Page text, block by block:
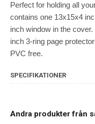
Perfect for holding all
contains one 13x15x4
inch window in the
inch 3-ring page
PVC free.
SPECIFIKATIONER
Andra produkter från